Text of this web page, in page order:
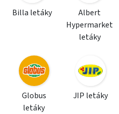
Billa letáky
Albert
Hypermarket
letáky
Globus
letáky
JIP letáky